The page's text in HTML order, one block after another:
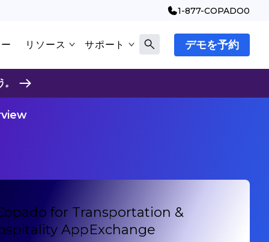
1-877-COPADO0
リソース サポート デモを予約